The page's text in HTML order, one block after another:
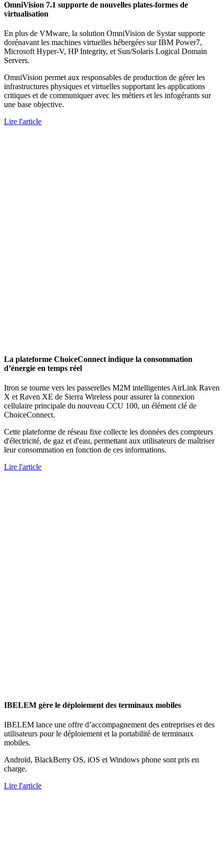
OmniVision 7.1 supporte de nouvelles plates-formes de
virtualisation
En plus de VMware, la solution OmniVision de Systar supporte
dorénavant les machines virtuelles hébergées sur IBM Power7,
Microsoft Hyper-V, HP Integrity, et Sun/Solaris Logical Domain
Servers.
OmniVision permet aux responsables de production de gérer les
infrastructures physiques et virtuelles supportant les applications
critiques et de communiquer avec les métiers et les infogérants sur
une base objective.
Lire l'article
La plateforme ChoiceConnect indique la consommation
d’énergie en temps réel
Itron se tourne vers les passerelles M2M intelligentes AirLink Raven
X et Raven XE de Sierra Wireless pour assurer la connexion
cellulaire principale du nouveau CCU 100, un élément clé de
ChoiceConnect.
Cette plateforme de réseau fixe collecte les données des compteurs
d'électricité, de gaz et d'eau, permettant aux utilisateurs de maîtriser
leur consommation en fonction de ces informations.
Lire l'article
IBELEM gère le déploiement des terminaux mobiles
IBELEM lance une offre d’accompagnement des entreprises et des
utilisateurs pour le déploiement et la portabilité de terminaux
mobiles.
Androïd, BlackBerry OS, iOS et Windows phone sont pris en
charge.
Lire l'article